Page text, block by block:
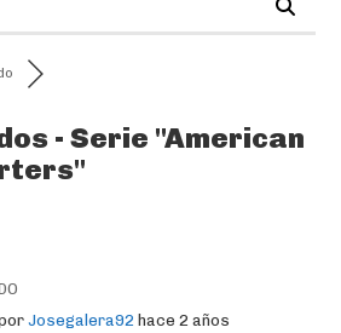
- Serie "American
Josegalera92 hace 2 años